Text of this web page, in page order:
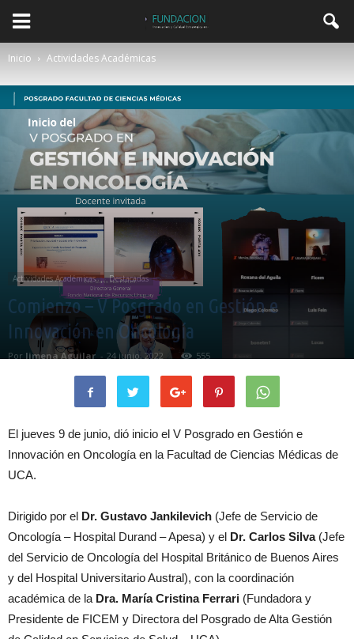
Inicio Actividades Académicas
Actividades Académicas Destacadas
Comienzo – V Posgrado en Gestión e
Innovación en Oncología
Por Jimena Aguilar - 24 junio, 2022 555
El jueves 9 de junio, dió inicio el V Posgrado en Gestión e
Innovación en Oncología en la Facultad de Ciencias Médicas de
UCA.
Dirigido por el Dr. Gustavo Jankilevich (Jefe de Servicio de
Oncología – Hospital Durand – Apesa) y el Dr. Carlos Silva(Jefe
del Servicio de Oncología del Hospital Británico de Buenos Aires
y del Hospital Universitario Austral), con la coordinación
académica de la Dra. María Cristina Ferrari (Fundadora y
Presidente de FICEM y Directora del Posgrado de Alta Gestión